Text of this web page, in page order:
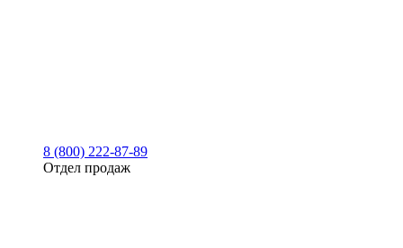
8 (800) 222-87-89
Отдел продаж